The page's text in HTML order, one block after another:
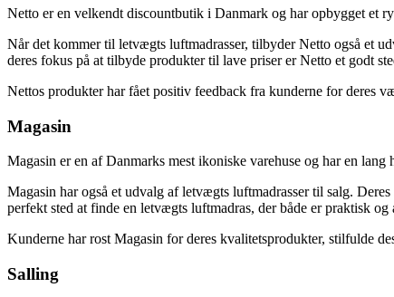
Netto er en velkendt discountbutik i Danmark og har opbygget et
Når det kommer til letvægts luftmadrasser, tilbyder Netto også et
deres fokus på at tilbyde produkter til lave priser er Netto et godt
Nettos produkter har fået positiv feedback fra kunderne for deres
Magasin
Magasin er en af Danmarks mest ikoniske varehuse og har en
Magasin har også et udvalg af letvægts luftmadrasser til salg.
perfekt sted at finde en letvægts luftmadras, der både er praktisk
Kunderne har rost Magasin for deres kvalitetsprodukter, stilfulde
Salling